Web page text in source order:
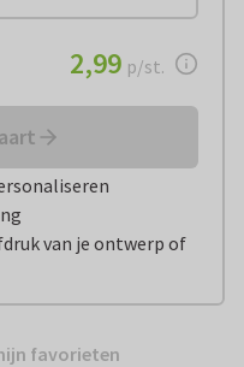
€ 2,99per stuk
2,99 p/st.
van je ontwerp of
favorieten